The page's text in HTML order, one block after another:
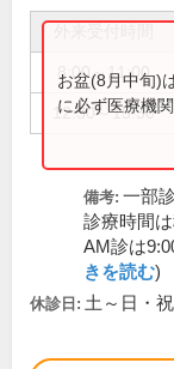
8:00～11:00
12:30～15:30
お盆(8月中旬)
に必ず医療機
備考: 一部
診療時間
AM診は
きを読む)
休診日: 土～日・祝